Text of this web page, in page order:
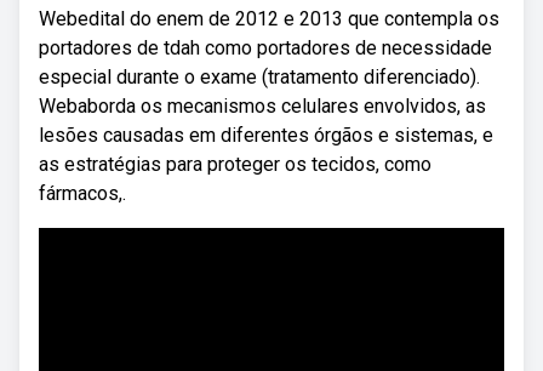
Webedital do enem de 2012 e 2013 que contempla os
portadores de tdah como portadores de necessidade
especial durante o exame (tratamento diferenciado).
Webaborda os mecanismos celulares envolvidos, as
lesões causadas em diferentes órgãos e sistemas, e
as estratégias para proteger os tecidos, como
fármacos,.